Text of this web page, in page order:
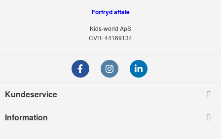
Fortryd aftale
Kids-world ApS
CVR: 44169134
Kundeservice
Information